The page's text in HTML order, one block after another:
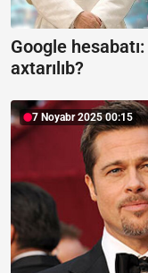
Google hesabatı:
axtarılıb?
7 Noyabr 2025 00:15